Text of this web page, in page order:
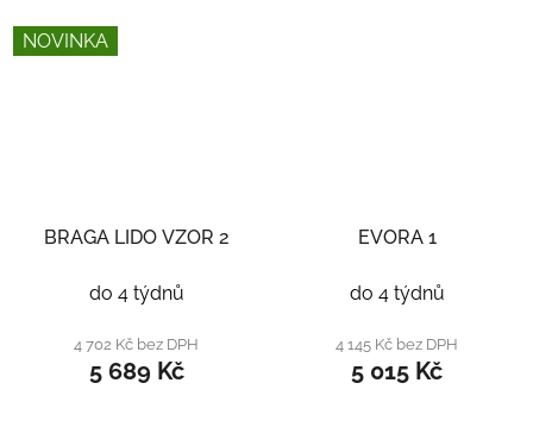
NOVINKA
BRAGA LIDO VZOR 2
do 4 týdnů
4 702 Kč bez DPH
5 689 Kč
EVORA 1
do 4 týdnů
4 145 Kč bez DPH
5 015 Kč